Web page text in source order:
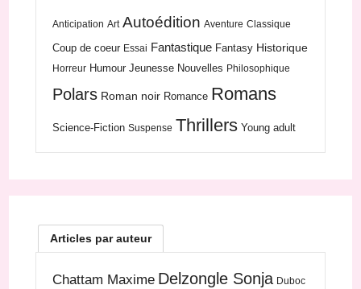
Anticipation Art Autoédition Aventure Classique
Coup de coeur Essai Fantastique Fantasy Historique
Horreur Humour Jeunesse Nouvelles Philosophique
Polars Roman noir Romance Romans
Science-Fiction Suspense Thrillers Young adult
Articles par auteur
Chattam Maxime Delzongle Sonja Duboc